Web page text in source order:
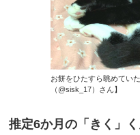
お餅をひたすら眺めてい
（@sisk_17）さん】
推定6か月の「きく」